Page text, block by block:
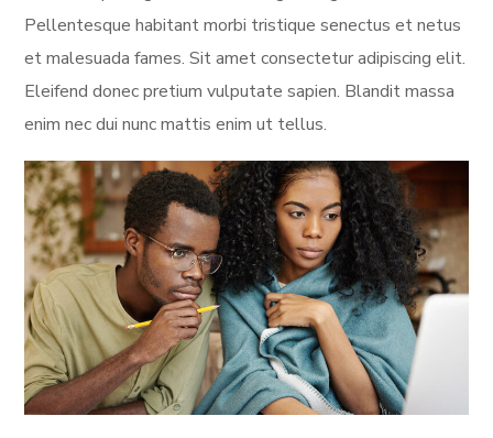
Pellentesque habitant morbi tristique senectus et netus
et malesuada fames. Sit amet consectetur adipiscing elit.
Eleifend donec pretium vulputate sapien. Blandit massa
enim nec dui nunc mattis enim ut tellus.